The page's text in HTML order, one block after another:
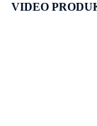
VIDEO